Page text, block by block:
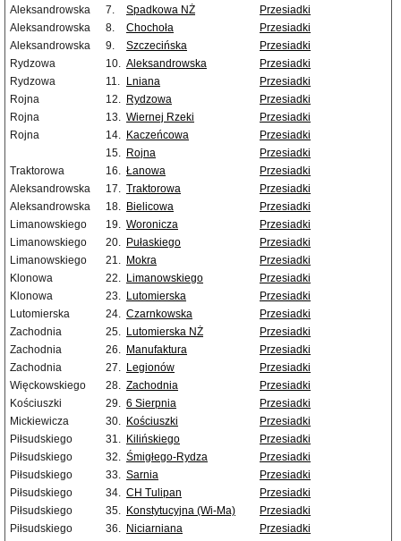
Aleksandrowska
7. Spadkowa NŻ
Przesiadki
Aleksandrowska
8. Chochoła
Przesiadki
Aleksandrowska
9. Szczecińska
Przesiadki
Rydzowa
10. Aleksandrowska
Przesiadki
Rydzowa
11. Lniana
Przesiadki
Rojna
12. Rydzowa
Przesiadki
Rojna
13. Wiernej Rzeki
Przesiadki
Rojna
14. Kaczeńcowa
Przesiadki
15. Rojna
Przesiadki
Traktorowa
16. Łanowa
Przesiadki
Aleksandrowska
17. Traktorowa
Przesiadki
Aleksandrowska
18. Bielicowa
Przesiadki
Limanowskiego
19. Woronicza
Przesiadki
Limanowskiego
20. Pułaskiego
Przesiadki
Limanowskiego
21. Mokra
Przesiadki
Klonowa
22. Limanowskiego
Przesiadki
Klonowa
23. Lutomierska
Przesiadki
Lutomierska
24. Czarnkowska
Przesiadki
Zachodnia
25. Lutomierska NŻ
Przesiadki
Zachodnia
26. Manufaktura
Przesiadki
Zachodnia
27. Legionów
Przesiadki
Więckowskiego
28. Zachodnia
Przesiadki
Kościuszki
29. 6 Sierpnia
Przesiadki
Mickiewicza
30. Kościuszki
Przesiadki
Piłsudskiego
31. Kilińskiego
Przesiadki
Piłsudskiego
32. Śmigłego-Rydza
Przesiadki
Piłsudskiego
33. Sarnia
Przesiadki
Piłsudskiego
34. CH Tulipan
Przesiadki
Piłsudskiego
35. Konstytucyjna (Wi-Ma)
Przesiadki
Piłsudskiego
36. Niciarniana
Przesiadki